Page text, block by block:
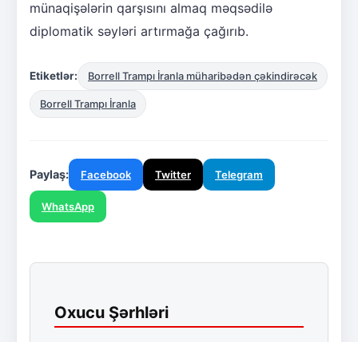
münaqişələrin qarşısını almaq məqsədilə
diplomatik səyləri artırmağa çağırıb.
Etiketlər: Borrell Trampı İranla müharibədən çəkindirəcək
Borrell Trampı İranla
Paylaş: Facebook Twitter Telegram
WhatsApp
Oxucu Şərhləri